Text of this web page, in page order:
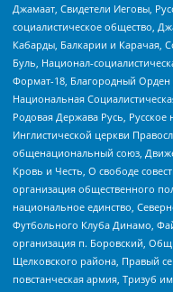
Джамаат, Свидетели Иеговы,
социалистическое общество,
Кабарды, Балкарии и Карачая,
Буль, Национал-
Формат-18, Благородный Орден
Национальная
Родовая Держава Русь,
Инглистической церкви
общенациональный союз,
Кровь и Честь, О свободе
организация общественного
национальное единство,
Футбольного Клуба Динамо,
организация п. Боровский,
Щелковского района, Правый
повстанческая армия, Тризуб